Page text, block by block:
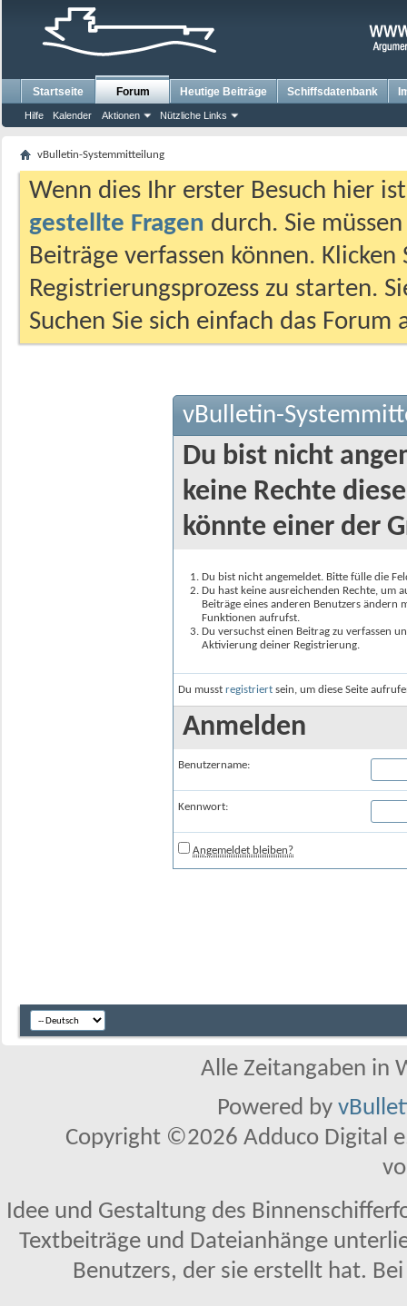
Startseite Forum
Hilfe Kalender Aktionen Nützliche Links
Heutige Beiträge Schiffsdatenbank
vBulletin-Systemmitteilung
Wenn dies Ihr erster Besuch hier
gestellte Fragen durch. Sie
Beiträge verfassen können.
Registrierungsprozess zu starten.
Suchen Sie sich einfach das
vBulletin-
Du bist nicht
keine Rechte
könnte einer der
Du bist nicht angemeldet. Bitte fülle die
Du hast keine ausreichenden Rechte, um
Beiträge eines anderen Benutzers
Funktionen aufrufst.
Du versuchst einen Beitrag zu verfassen
Aktivierung deiner Registrierung.
Du musst registriert sein, um diese Seite
Anmelden
Benutzername:
Kennwort:
Angemeldet bleiben?
Alle Zeitangaben in
Powered by
Copyright ©2026 Adduco Digital
Idee und Gestaltung des
Textbeiträge und Dateianhänge
Benutzers, der sie erstellt hat.